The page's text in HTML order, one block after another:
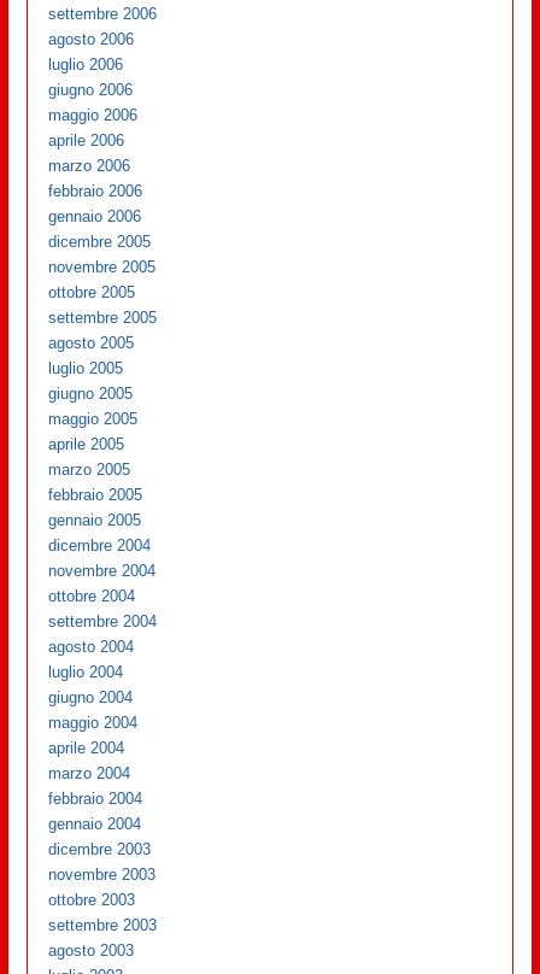
settembre 2006
agosto 2006
luglio 2006
giugno 2006
maggio 2006
aprile 2006
marzo 2006
febbraio 2006
gennaio 2006
dicembre 2005
novembre 2005
ottobre 2005
settembre 2005
agosto 2005
luglio 2005
giugno 2005
maggio 2005
aprile 2005
marzo 2005
febbraio 2005
gennaio 2005
dicembre 2004
novembre 2004
ottobre 2004
settembre 2004
agosto 2004
luglio 2004
giugno 2004
maggio 2004
aprile 2004
marzo 2004
febbraio 2004
gennaio 2004
dicembre 2003
novembre 2003
ottobre 2003
settembre 2003
agosto 2003